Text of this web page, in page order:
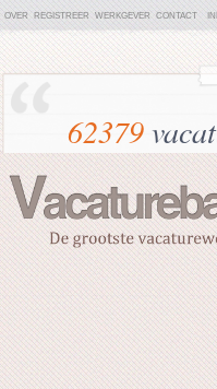
OVER REGISTREER WERKGEVER CONTACT
62379